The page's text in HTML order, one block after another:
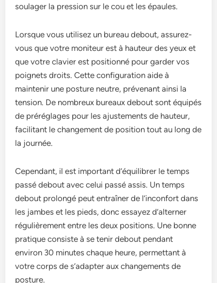
soulager la pression sur le cou et les épaules.
Lorsque vous utilisez un bureau debout, assurez-
vous que votre moniteur est à hauteur des yeux et
que votre clavier est positionné pour garder vos
poignets droits. Cette configuration aide à
maintenir une posture neutre, prévenant ainsi la
tension. De nombreux bureaux debout sont équipés
de préréglages pour les ajustements de hauteur,
facilitant le changement de position tout au long de
la journée.
Cependant, il est important d’équilibrer le temps
passé debout avec celui passé assis. Un temps
debout prolongé peut entraîner de l’inconfort dans
les jambes et les pieds, donc essayez d’alterner
régulièrement entre les deux positions. Une bonne
pratique consiste à se tenir debout pendant
environ 30 minutes chaque heure, permettant à
votre corps de s’adapter aux changements de
posture.